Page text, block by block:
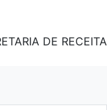
DE RECEITA